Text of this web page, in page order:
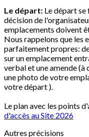
Le départ: Le départ
décision de
emplacements doivent
Nous rappelons que les
parfaitement propres:
sur un emplacement
verbal et une amende (à
une photo de votre
votre départ ).
Le plan avec les points
d'accès au Site 2026
Autres précisions